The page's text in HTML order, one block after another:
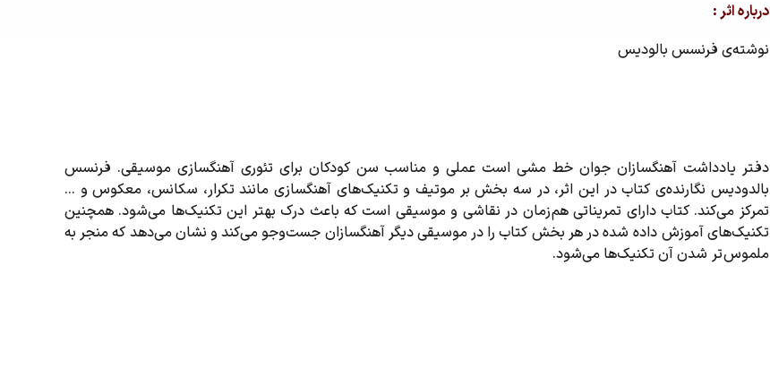
درباره اثر :
نوشته‌ی فرنسس بالودیس
دفتر یادداشت آهنگسازان جوان خط مشی است عملی و مناسب سن کودکان برای تئوری آهنگسازی موسیقی. فرنسس
بالدودیس نگارنده‌ی کتاب در این اثر، در سه بخش بر موتیف و تکنیک‌های آهنگسازی مانند تکرار، سکانس، معکوس و ...
تمرکز می‌کند. کتاب دارای تمریناتی هم زمان در نقاشی و موسیقی است که باعث درک بهتر این تکنیک‌ها می‌شود. همچنین
تکنیک‌های آموزش داده شده در هر بخش کتاب را در موسیقی دیگر آهنگسازان جست‌وجو می‌کند و نشان می‌دهد که منجر به
ملموس تر شدن آن تکنیک‌ها می‌شود.